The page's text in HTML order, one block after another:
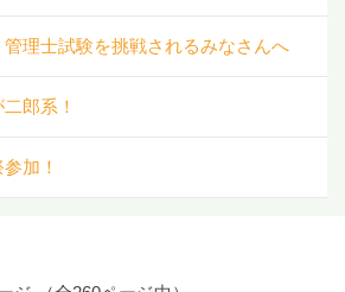
管理士試験を挑戦されるみなさんへ
郎系！
加！